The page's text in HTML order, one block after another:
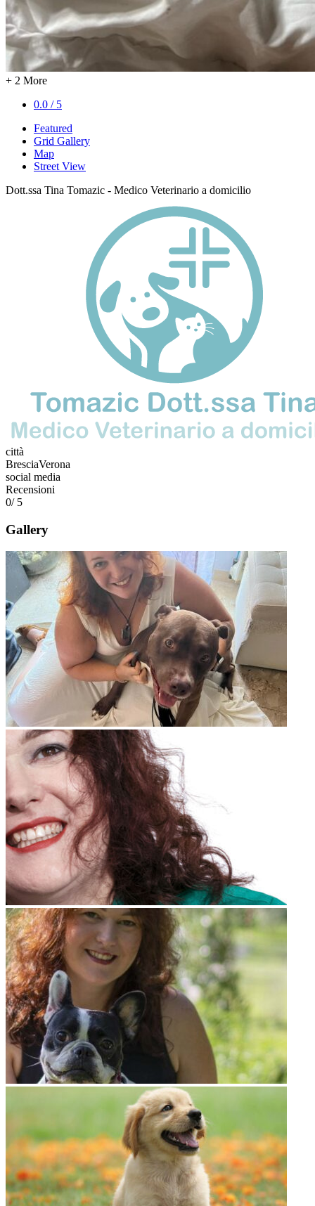
+ 2 More
0.0 / 5
Featured
Grid Gallery
Map
Street View
Dott.ssa Tina Tomazic - Medico Veterinario a domicilio
città
BresciaVerona
social media
Recensioni
0/ 5
Gallery